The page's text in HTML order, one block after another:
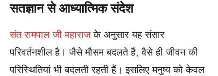
सतज्ञान से आध्यात्मिक संदेश
संत रामपाल जी महाराजके अनुसार यह संसार
परिवर्तनशील है। जैसे मौसम बदलते हैं, वैसे ही जीवन की
परिस्थितियां भी बदलती रहती हैं। इसलिए मनुष्य को केवल